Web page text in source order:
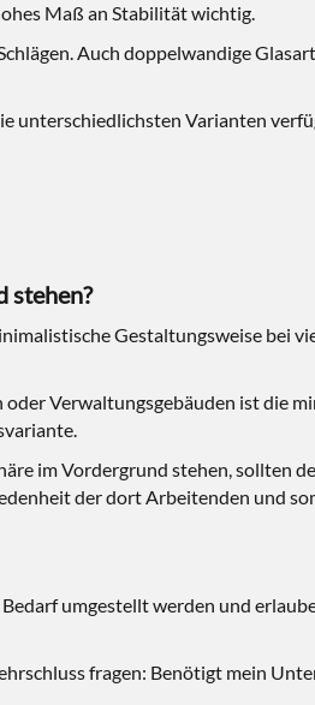
Maß an Stabilität wichtig.
Auch doppelwandige
unterschiedlichsten Varianten
stehen?
Gestaltungsweise bei
Verwaltungsgebäuden ist die
im Vordergrund stehen, sollten
der dort Arbeitenden und
umgestellt werden und
fragen: Benötigt mein